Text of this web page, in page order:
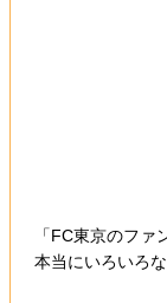
「FC東京のフ
本当にいろいろ